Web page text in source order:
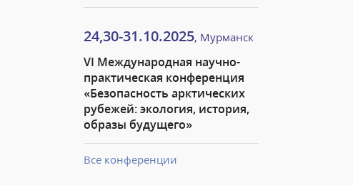
24,30-31.10.2025, Мурманск
VI Международная научно-
практическая конференция
«Безопасность арктических
рубежей: экология, история,
образы будущего»
Все конференции